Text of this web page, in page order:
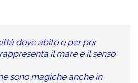
dove abito e per per
il mare e il senso
sono magiche anche in